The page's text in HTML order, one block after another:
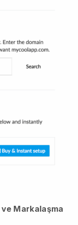
Markalaşma